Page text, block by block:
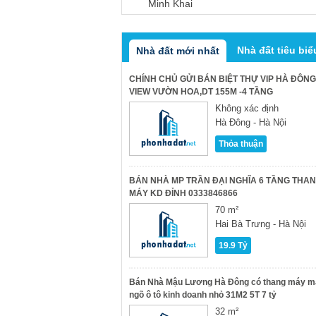
Minh Khai
Nhà đất mới nhất Nhà đất tiêu
CHÍNH CHỦ GỬI BÁN BIỆT THỰ VIP HÀ
VIEW VƯỜN HOA,DT 155M -4 TẦNG
Không xác định
Hà Đông - Hà Nội
Thỏa thuận
BÁN NHÀ MP TRẦN ĐẠI NGHĨA 6 TẦNG
MÁY KD ĐỈNH 0333846866
70 m²
Hai Bà Trưng - Hà Nội
19.9 Tỷ
Bán Nhà Mậu Lương Hà Đông có thang máy
ngõ ô tô kinh doanh nhỏ 31M2 5T 7 tỷ
32 m²